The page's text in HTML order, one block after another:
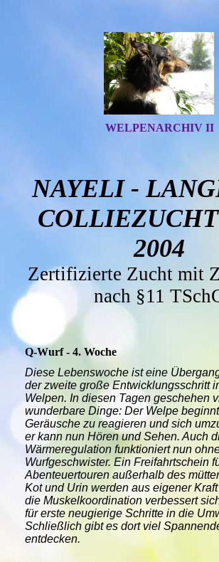
WELPENARCHIV II
NAYELI -
2004
Zertifizierte Zucht mit
nach §11
Q-Wurf - 4. Woche
Diese Lebenswoche ist eine
der zweite große Entwicklungsschritt
Welpen. In diesen Tagen geschehen
wunderbare Dinge: Der Welpe
Geräusche zu reagieren und sich
er kann nun Hören und Sehen. Auch
Wärmeregulation funktioniert nun
Wurfgeschwister. Ein Freifahrtschein
Abenteuertouren außerhalb des
Kot und Urin werden aus eigener
die Muskelkoordination verbessert
für erste neugierige Schritte in die
Schließlich gibt es dort viel
entdecken.